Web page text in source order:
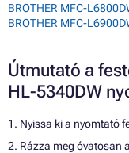
BROTHER MFC-
BROTHER MFC-
Útmutató a
HL-5340DW
1. Nyissa ki a nyomtató
2. Rázza meg óvatosan